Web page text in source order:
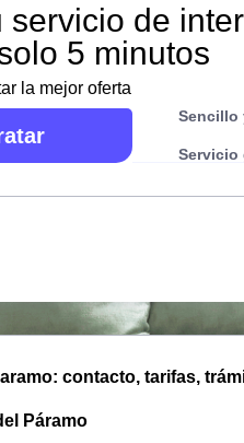
servicio de
5 minutos
la mejor oferta
Sencillo
Servicio
contacto, tarifas,
Páramo